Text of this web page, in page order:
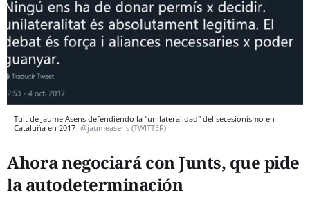
Tuit de Jaume Asens defendiendo la "unilateralidad" del secesionismo en
Cataluña en 2017 @jaumeasens (TWITTER)
Ahora negociará con Junts, que pide
la autodeterminación